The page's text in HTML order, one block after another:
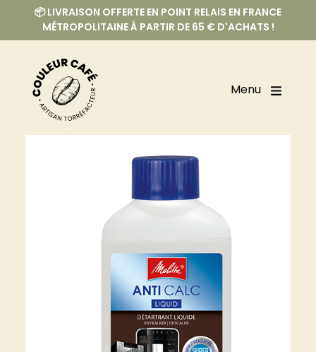
📦 LIVRAISON OFFERTE EN POINT RELAIS EN FRANCE
MÉTROPOLITAINE À PARTIR DE 65 € D'ACHATS !
Menu